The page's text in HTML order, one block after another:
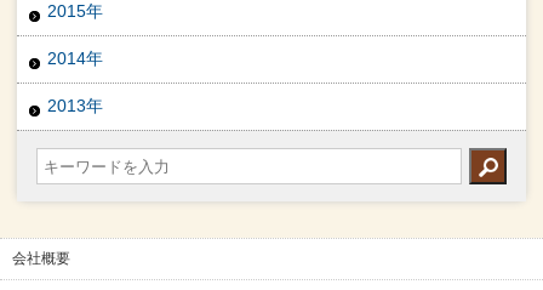
2015年
2014年
2013年
会社概要